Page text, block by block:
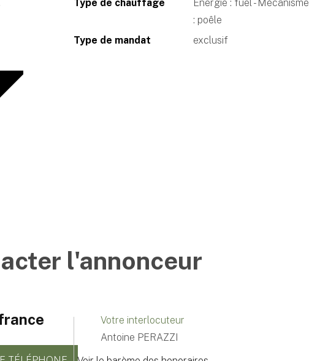
Type de chauffage
Énergie : fuel - Mécanisme
: poêle
Type de mandat exclusif
l'annonceur
Votre interlocuteur
Antoine PERAZZI